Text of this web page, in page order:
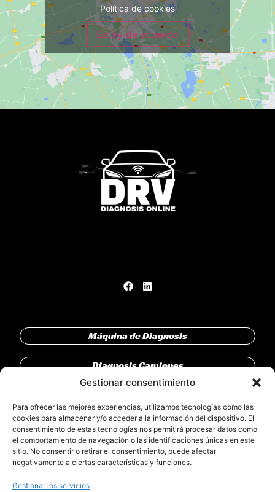
Gestionar consentimiento
Para ofrecer las mejores experiencias, utilizamos tecnologías como las
cookies para almacenar y/o acceder a la información del dispositivo. El
consentimiento de estas tecnologías nos permitirá procesar datos como
el comportamiento de navegación o las identificaciones únicas en este
sitio. No consentir o retirar el consentimiento, puede afectar
negativamente a ciertas características y funciones.
Gestionar los servicios
Política de cookies
Estoy de acuerdo
Máquina de Diagnosis
Diagnosis Camiones
DRV Connect
Clientes